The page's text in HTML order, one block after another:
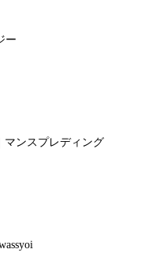
ー
マンスプレディング